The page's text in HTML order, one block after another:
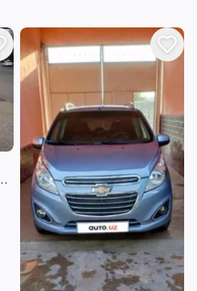
- поколение